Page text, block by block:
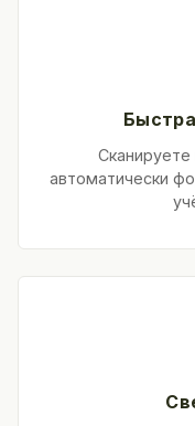
автоматически